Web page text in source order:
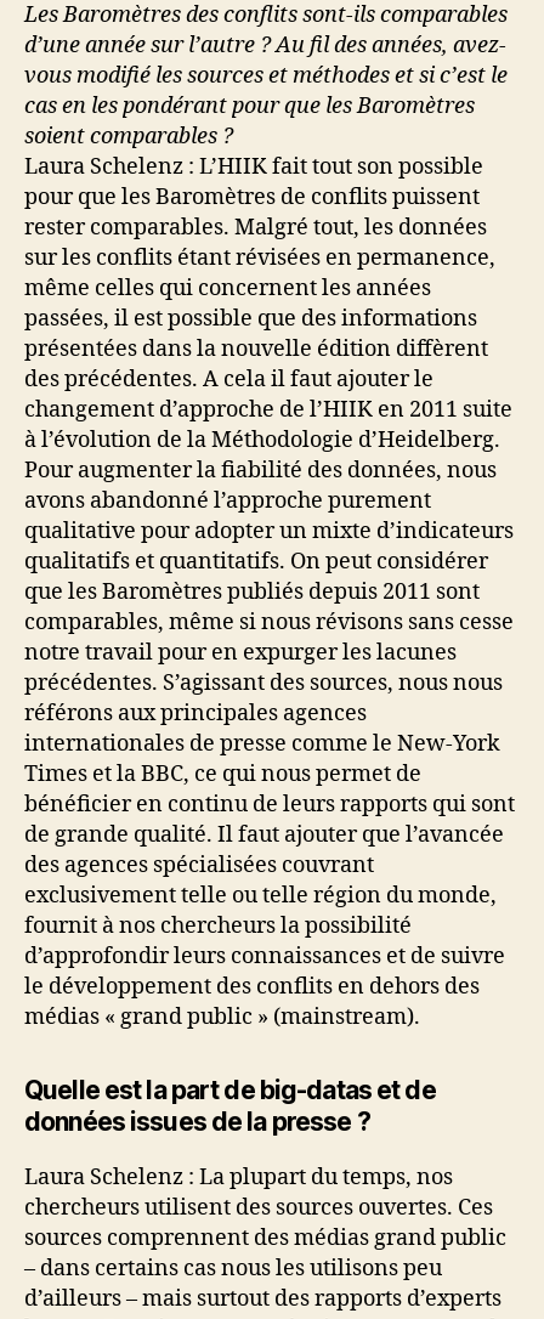
Les Baromètres des conflits sont-ils comparables
d’une année sur l’autre ? Au fil des années, avez-
vous modifié les sources et méthodes et si c’est le
cas en les pondérant pour que les Baromètres
soient comparables ?
Laura Schelenz : L’HIIK fait tout son possible
pour que les Baromètres de conflits puissent
rester comparables. Malgré tout, les données
sur les conflits étant révisées en permanence,
même celles qui concernent les années
passées, il est possible que des informations
présentées dans la nouvelle édition diffèrent
des précédentes. A cela il faut ajouter le
changement d’approche de l’HIIK en 2011 suite
à l’évolution de la Méthodologie d’Heidelberg.
Pour augmenter la fiabilité des données, nous
avons abandonné l’approche purement
qualitative pour adopter un mixte d’indicateurs
qualitatifs et quantitatifs. On peut considérer
que les Baromètres publiés depuis 2011 sont
comparables, même si nous révisons sans cesse
notre travail pour en expurger les lacunes
précédentes. S’agissant des sources, nous nous
référons aux principales agences
internationales de presse comme le New-York
Times et la BBC, ce qui nous permet de
bénéficier en continu de leurs rapports qui sont
de grande qualité. Il faut ajouter que l’avancée
des agences spécialisées couvrant
exclusivement telle ou telle région du monde,
fournit à nos chercheurs la possibilité
d’approfondir leurs connaissances et de suivre
le développement des conflits en dehors des
médias « grand public » (mainstream).
Quelle est la part de big-datas et de
données issues de la presse ?
Laura Schelenz : La plupart du temps, nos
chercheurs utilisent des sources ouvertes. Ces
sources comprennent des médias grand public
– dans certains cas nous les utilisons peu
d’ailleurs – mais surtout des rapports d’experts